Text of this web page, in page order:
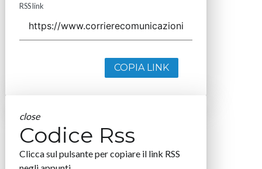
RSS link
COPIA LINK
close
Codice Rss
Clicca sul pulsante per copiare il link RSS